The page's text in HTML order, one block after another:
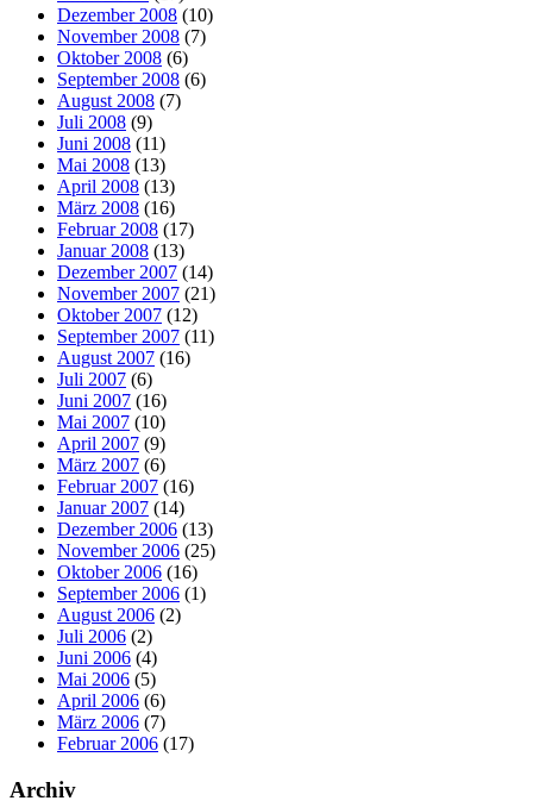
Dezember 2008 (10)
November 2008 (7)
Oktober 2008 (6)
September 2008 (6)
August 2008 (7)
Juli 2008 (9)
Juni 2008 (11)
Mai 2008 (13)
April 2008 (13)
März 2008 (16)
Februar 2008 (17)
Januar 2008 (13)
Dezember 2007 (14)
November 2007 (21)
Oktober 2007 (12)
September 2007 (11)
August 2007 (16)
Juli 2007 (6)
Juni 2007 (16)
Mai 2007 (10)
April 2007 (9)
März 2007 (6)
Februar 2007 (16)
Januar 2007 (14)
Dezember 2006 (13)
November 2006 (25)
Oktober 2006 (16)
September 2006 (1)
August 2006 (2)
Juli 2006 (2)
Juni 2006 (4)
Mai 2006 (5)
April 2006 (6)
März 2006 (7)
Februar 2006 (17)
Archiv